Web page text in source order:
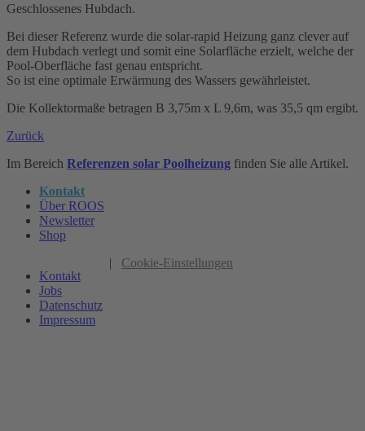
Geschlossenes Hubdach.
Bei dieser Referenz wurde die solar-rapid Heizung ganz clever auf
dem Hubdach verlegt und somit eine Solarfläche erzielt, welche der
Pool-Oberfläche fast genau entspricht.
So ist eine optimale Erwärmung des Wassers gewährleistet.
Die Kollektormaße betragen B 3,75m x L 9,6m, was 35,5 qm ergibt.
Zurück
Im Bereich Referenzen solar Poolheizung finden Sie alle Artikel.
Kontakt
Über ROOS
Newsletter
Shop
Kontakt
Jobs
Datenschutz
Impressum
| Cookie-Einstellungen